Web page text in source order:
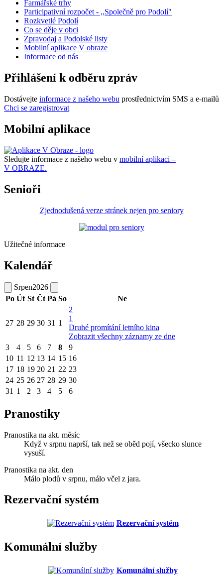
Farmářské trhy
Participativní rozpočet - ,,Společně pro Podolí"
Rozkvetlé Podolí
Co se děje v obci
Zpravodaj a Podolské listy
Mobilní aplikace V obraze
Informace od nás
Přihlášení k odběru zpráv
Dostávejte informace z našeho webu prostřednictvím SMS a e-mailů
Chci se zaregistrovat
Mobilní aplikace
Sledujte informace z našeho webu v mobilní aplikaci –
V OBRAZE.
Senioři
Zjednodušená verze stránek nejen pro seniory
Užitečné informace
Kalendář
Srpen2026
Po Út St Čt Pá So Ne
27 28 29 30 31 1
2
1
Druhé promítání letního kina
Zobrazit všechny záznamy ze dne
3
4 5 6 7 8
9
10 11 12 13 14 15 16
17 18 19 20 21 22 23
24 25 26 27 28 29 30
31 1 2 3 4 5 6
Pranostiky
Pranostika na akt. měsíc
Když v srpnu naprší, tak než se oběd pojí, všecko slunce
vysuší.
Pranostika na akt. den
Málo plodů v srpnu, málo včel z jara.
Rezervační systém
Rezervační systém
Komunální služby
Komunální služby